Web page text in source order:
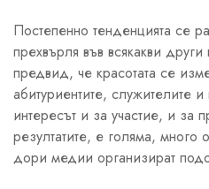
Постепенно тенденцията се
прехвърля във всякакви
предвид, че красотата се
абитуриентите, служителите
интересът и за участие, и за
резултатите, е голяма, много
дори медии организират